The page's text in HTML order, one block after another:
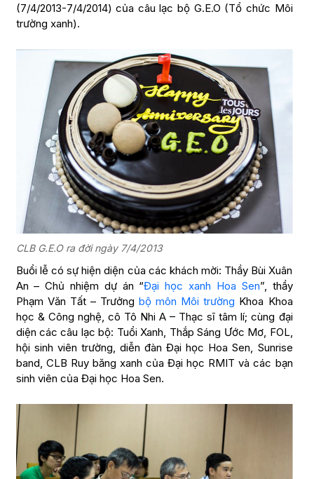
(7/4/2013-7/4/2014) của câu lạc bộ G.E.O (Tổ chức Môi
trường xanh).
CLB G.E.O ra đời ngày 7/4/2013
Buổi lễ có sự hiện diện của các khách mời: Thầy Bùi Xuân
An – Chủ nhiệm dự án “Đại học xanh Hoa Sen”, thầy
Phạm Văn Tất – Trưởng bộ môn Môi trường Khoa Khoa
học & Công nghệ, cô Tô Nhi A – Thạc sĩ tâm lí; cùng đại
diện các câu lạc bộ: Tuổi Xanh, Thắp Sáng Ước Mơ, FOL,
hội sinh viên trường, diễn đàn Đại học Hoa Sen, Sunrise
band, CLB Ruy băng xanh của Đại học RMIT và các bạn
sinh viên của Đại học Hoa Sen.